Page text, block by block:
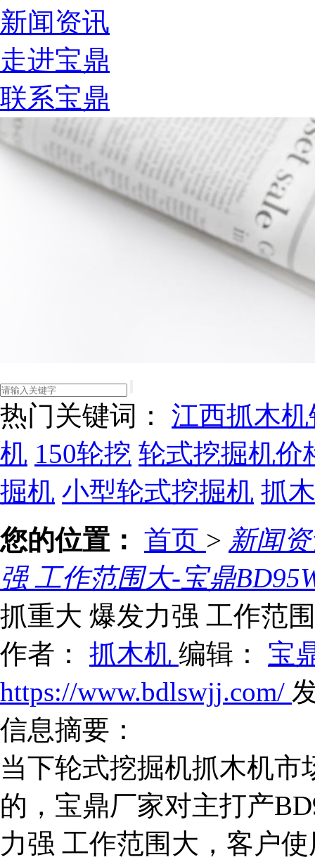
新闻资讯
走进宝鼎
联系宝鼎
热门关键词： 江西抓木
机 150轮挖 轮式挖掘机价
掘机 小型轮式挖掘机 抓
您的位置： 首页 > 新闻
强 工作范围大-宝鼎
抓重大 爆发力强 工作范
作者： 抓木机 编辑： 宝
https://www.bdlswjj.com/
信息摘要：
当下轮式挖掘机抓木机市
的，宝鼎厂家对主打产
力强 工作范围大，客户